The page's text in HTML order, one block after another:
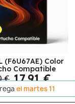
(F6U67AE) Color
Compatible
€ 17,91 €
el martes 11